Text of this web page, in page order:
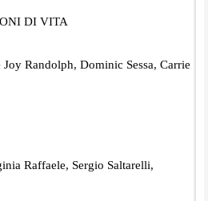
DI VITA
Randolph, Dominic Sessa, Carrie
Raffaele, Sergio Saltarelli,